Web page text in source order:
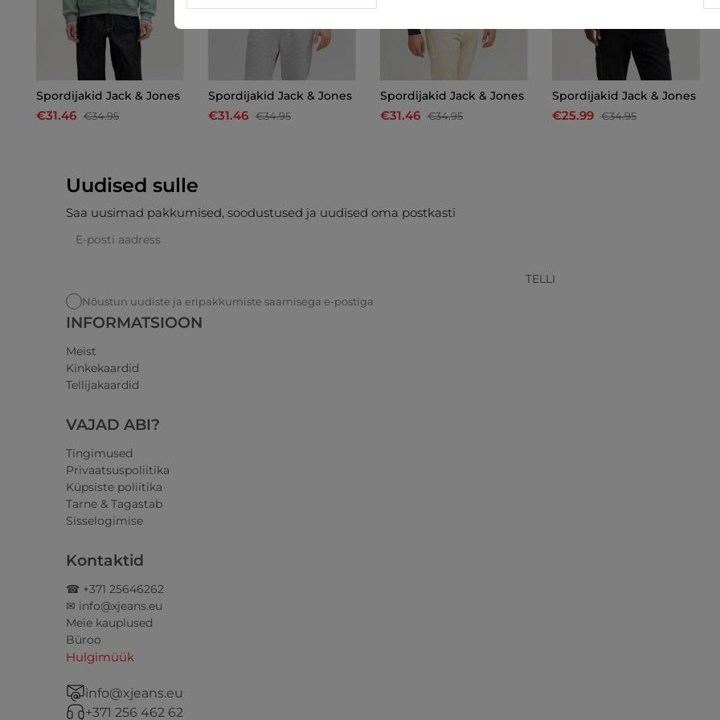
Spordijakid Jack & Jones
€31.46 €34.95
Spordijakid Jack & Jones
€31.46 €34.95
Spordijakid Jack & Jones
€31.46 €34.95
Spordijakid Jack & Jones
€25.99 €34.95
Uudised sulle
Saa uusimad pakkumised, soodustused ja uudised oma postkasti
TELLI
Nõustun uudiste ja eripakkumiste saamisega e-postiga
INFORMATSIOON
Meist
Kinkekaardid
Tellijakaardid
VAJAD ABI?
Tingimused
Privaatsuspoliitika
Küpsiste poliitika
Tarne & Tagastab
Sisselogimise
Kontaktid
☎ +371 25646262
✉ info@xjeans.eu
Meie kauplused
Büroo
Hulgimüük
info@xjeans.eu
+371 256 462 62